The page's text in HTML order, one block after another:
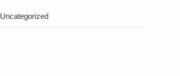
Uncategorized